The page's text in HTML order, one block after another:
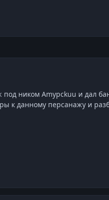
ником Amypckuu и дал
к данному персанажу и